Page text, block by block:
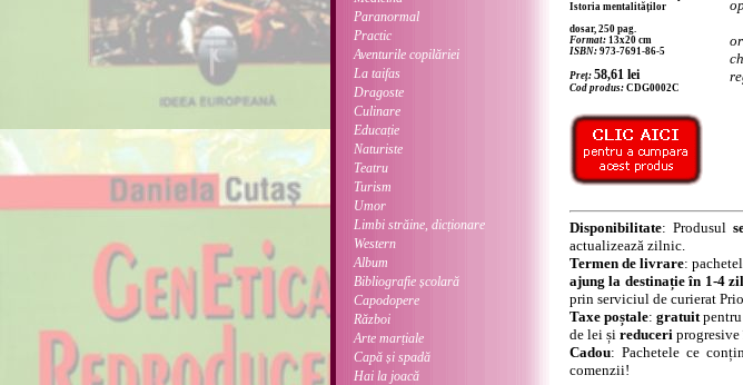
Paranormal
Practic
Aventurile copilăriei
La taifas
Dragoste
Culinare
Educație
Naturiste
Teatru
Turism
Umor
Limbi străine, dicționare
Western
Album
Bibliografie școlară
Capodopere
Război
Arte marțiale
Capă și spadă
Hai la joacă
Istoria mentalităților
dosar, 250 pag.
Format: 13x20 cm
ISBN: 973-7691-86-5
Preț: 58,61 lei
Cod produs: CDG0002C
Disponibilitate: Produsul
actualizează zilnic.
Termen de livrare:
ajung la destinație în 1-4
prin serviciul de curierat
Taxe poștale: gratuitpentru
de lei și reduceri
Cadou: Pachetele ce
comenzii!